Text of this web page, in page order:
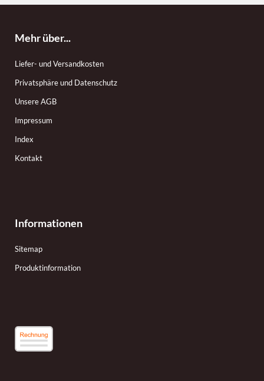
Mehr über...
Liefer- und Versandkosten
Privatsphäre und Datenschutz
Unsere AGB
Impressum
Index
Kontakt
Informationen
Sitemap
Produktinformation